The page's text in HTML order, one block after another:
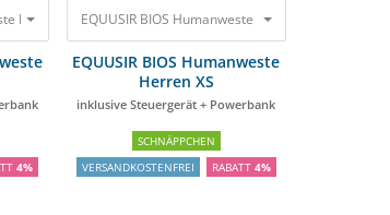
Damen XS inklusive Steuergerät + Powerbank
4%
EQUUSIR BIOS Humanweste Herren XS inklusive
EQUUSIR BIOS Humanweste
Herren XS
inklusive Steuergerät + Powerbank
SCHNÄPPCHEN
VERSANDKOSTENFREI
RABATT 4%